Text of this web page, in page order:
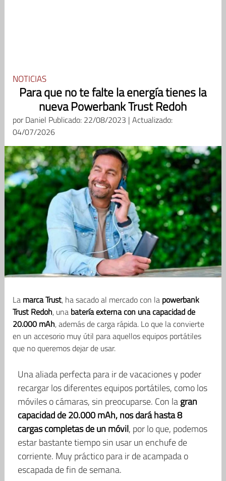
NOTICIAS
Para que no te falte la energía tienes la
nueva Powerbank Trust Redoh
porDaniel Publicado: 22/08/2023 | Actualizado:
04/07/2026
La marca Trust, ha sacado al mercado con la powerbank
Trust Redoh, una batería externa con una capacidad de
20.000 mAh, además de carga rápida. Lo que la convierte
en un accesorio muy útil para aquellos equipos portátiles
que no queremos dejar de usar.
Una aliada perfecta para ir de vacaciones y poder
recargar los diferentes equipos portátiles, como los
móviles o cámaras, sin preocuparse. Con lagran
capacidad de 20.000 mAh, nos dará hasta 8
cargas completas de un móvil, por lo que, podemos
estar bastante tiempo sin usar un enchufe de
corriente. Muy práctico para ir de acampada o
escapada de fin de semana.